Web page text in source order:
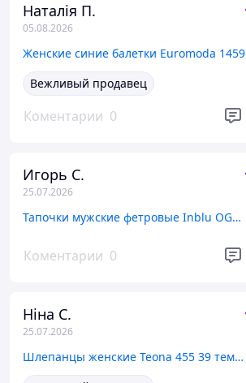
Наталія П.
05.08.2026
Женские синие балетки Euromoda 1459
Вежливый продавец
Коментарии 0
Игорь С.
25.07.2026
Тапочки мужские фетровые Inblu OG3D 42 Серые
Коментарии 0
Ніна С.
25.07.2026
Шлепанцы женские Teona 455 39 темно-бежевые кожа